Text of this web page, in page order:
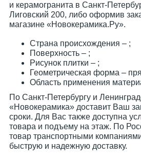
и керамогранита в Санкт-
Лиговский 200, либо оформив
магазине «Новокерамика.Ру».
Страна происхождения – ;
Поверхность – ;
Рисунок плитки – ;
Геометрическая форма –
Область применения
По Санкт-Петербургу и
«Новокерамика» доставит Ваш
сроки. Для Вас также доступна
товара и подъему на этаж. По
товар транспортными
быструю и надежную доставку.